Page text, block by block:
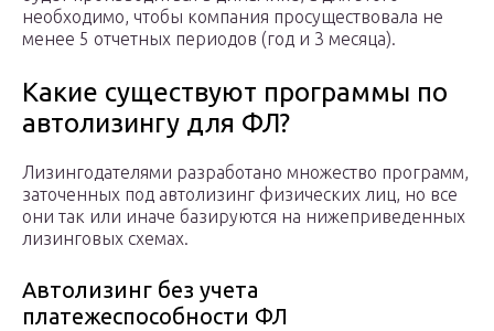
необходимо, чтобы компания просуществовала не
менее 5 отчетных периодов (год и 3 месяца).
Какие существуют программы по
автолизингу для ФЛ?
Лизингодателями разработано множество программ,
заточенных под автолизинг физических лиц, но все
они так или иначе базируются на нижеприведенных
лизинговых схемах.
Автолизинг без учета
платежеспособности ФЛ